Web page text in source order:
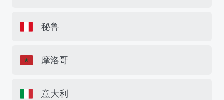
秘鲁
摩洛哥
意大利